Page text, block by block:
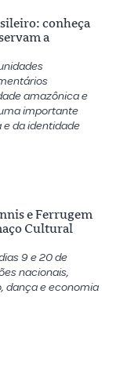
conheça
a
amazônica e
importante
da identidade
e Ferrugem
Cultural
9 e 20 de
nacionais,
dança e economia